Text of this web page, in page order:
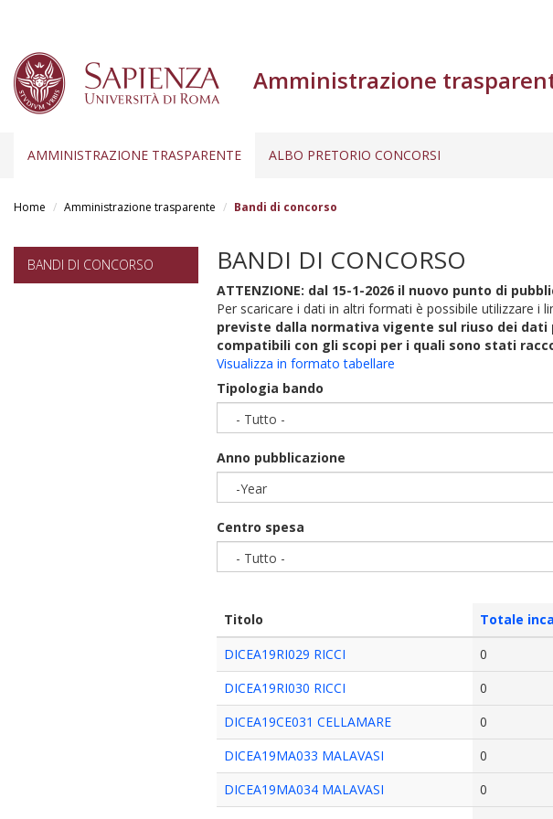
Amministrazione
AMMINISTRAZIONE TRASPARENTE ALBO PRETORIO CONCORSI
Home Amministrazione trasparente Bandi di concorso
BANDI DI CONCORSO BANDI DI CONCORSO
ATTENZIONE: dal 15-1-2026 il nuovo punto di
Per scaricare i dati in altri formati è possibile utilizzare i
previste dalla normativa vigente sul riuso dei dati
compatibili con gli scopi per i quali sono stati
Visualizza in formato tabellare
Tipologia bando
- Tutto -
Anno pubblicazione
-Year
Centro spesa
- Tutto -
Titolo Totale
DICEA19RI029 RICCI
0
DICEA19RI030 RICCI
0
DICEA19CE031 CELLAMARE
0
DICEA19MA033 MALAVASI
0
DICEA19MA034 MALAVASI
0